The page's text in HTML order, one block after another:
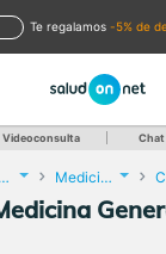
te regalamos -5% de
Videoconsulta Chat
Azuqueca de Henares Medicina General